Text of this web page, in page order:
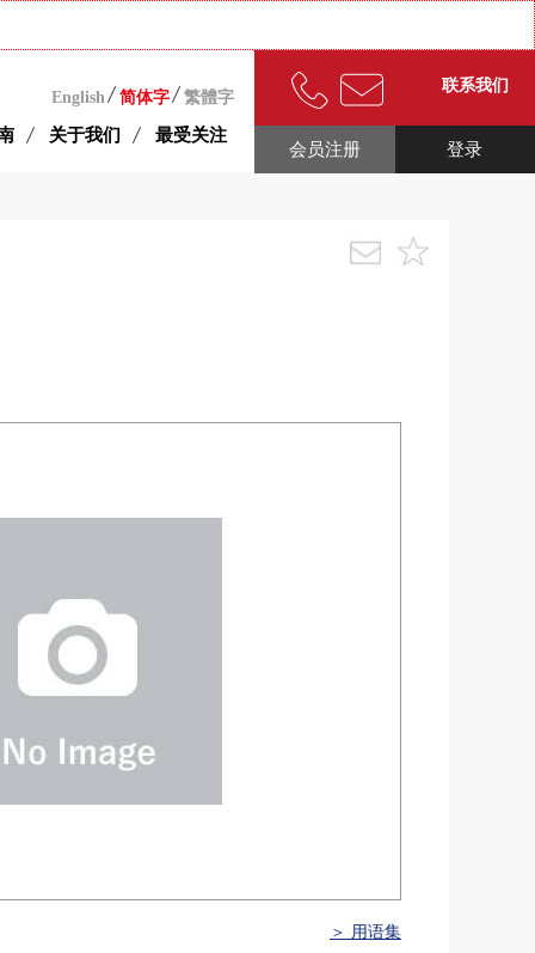
English 简体字 繁體字
关于我们 最受关注
联系我们
登录
会员注册
＞ 用语集